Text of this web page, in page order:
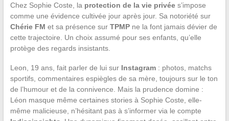
Chez Sophie Coste, la protection de la vie privées’impose
comme une évidence cultivée jour après jour. Sa notoriété sur
Chérie FM et sa présence sur TPMPne la font jamais dévier de
cette trajectoire. Un choix assumé pour ses enfants, qu’elle
protège des regards insistants.
Leon, 19 ans, fait parler de lui sur Instagram: photos, matchs
sportifs, commentaires espiègles de sa mère, toujours sur le ton
de l’humour et de la connivence. Mais la prudence domine :
Léon masque même certaines stories à Sophie Coste, elle-
même malicieuse, n’hésitant pas à s’informer via le compte